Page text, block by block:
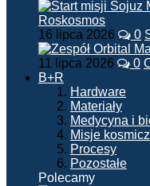
16 lipca 2026 0
11 lipca 2026 0
B+R
Hardware
Materiały
Medycyna i
Misje
Procesy
Pozostałe
Polecamy